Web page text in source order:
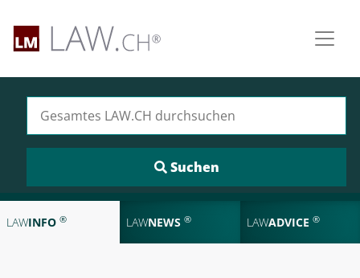
LAWINFO ® LAWNEWS ® LAWADVICE ®